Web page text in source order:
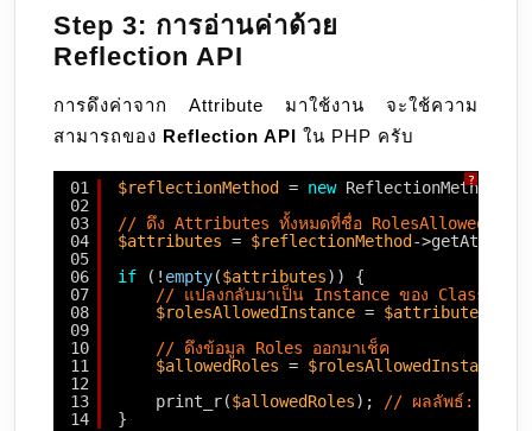
Step 3: การอ่านค่าด้วย
Reflection API
การดึงค่าจาก Attribute มาใช้งาน จะใช้ความ
สามารถของ Reflection API ใน PHP ครับ
?
01
02
03
04
05
06
07
08
09
10
11
12
13
14
$reflectionMethod = new
// ดึง Attributes ทั้งหมดที่ชื่อ RolesAllowed ออก
$attributes = $reflectionMethod -
if
(! empty($attributes)) {
// แปลงกลับมาเป็น Instance ของ Class
$rolesAllowedInstance = $attributes
// ดึงข้อมูล Roles ออกมาเช็ค
$allowedRoles = $rolesAllowedInstance
print_r($allowedRoles); // ผลลัพธ์:
}